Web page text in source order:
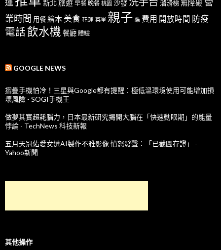
新北旅遊 早餐 晚餐 桃園 沙發 溜滑梯無障礙
業時間 用餐繪本 美食 花蓮 菜單 親子 貓 費用 開放時間 防疫
電話飲水機 餐廳 體驗
GOOGLE NEWS
摺疊手機怕冷！三星與Google都有提醒：極低溫環境使用可能增加損
壞風險 - SOGI手機王
做夢其實超耗腦力，日本最新研究揭開大腦在「快速動眼期」的能量
悖論 - TechNews 科技新報
五月天冠佑愛女遭AI製作不雅影像 憤怒發聲：「已截圖存證」 -
Yahoo新聞
其他操作